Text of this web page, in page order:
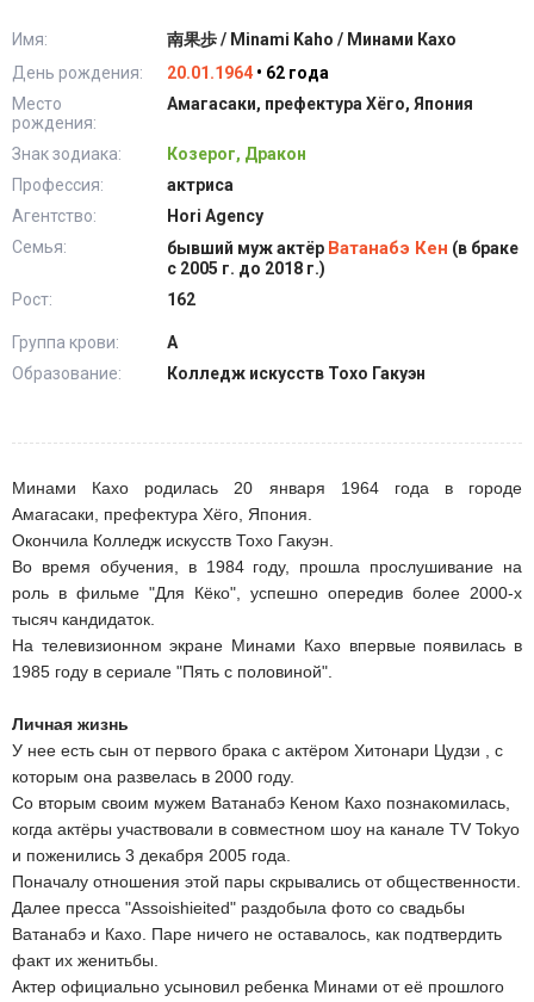
Имя:
南果歩 / Minami Kaho / Минами Кахо
День рождения:
20.01.1964 • 62 года
Место
рождения:
Амагасаки, префектура Хёго, Япония
Знак зодиака:
Козерог, Дракон
Профессия:
актриса
Агентство:
Hori Agency
Семья:
бывший муж актёр Ватанабэ Кен (в браке
с 2005 г. до 2018 г.)
Рост:
162
Группа крови:
А
Образование:
Колледж искусств Тохо Гакуэн
Минами Кахо родилась 20 января 1964 года в городе
Амагасаки, префектура Хёго, Япония.
Окончила Колледж искусств Тохо Гакуэн.
Во время обучения, в 1984 году, прошла прослушивание на
роль в фильме "Для Кёко", успешно опередив более 2000-х
тысяч кандидаток.
На телевизионном экране Минами Кахо впервые появилась в
1985 году в сериале "Пять с половиной".
Личная жизнь
У нее есть сын от первого брака с актёром Хитонари Цудзи , с
которым она развелась в 2000 году.
Со вторым своим мужем Ватанабэ Кеном Кахо познакомилась,
когда актёры участвовали в совместном шоу на канале TV Tokyo
и поженились 3 декабря 2005 года.
Поначалу отношения этой пары скрывались от общественности.
Далее пресса "Assoishieited" раздобыла фото со свадьбы
Ватанабэ и Кахо. Паре ничего не оставалось, как подтвердить
факт их женитьбы.
Актер официально усыновил ребенка Минами от её прошлого